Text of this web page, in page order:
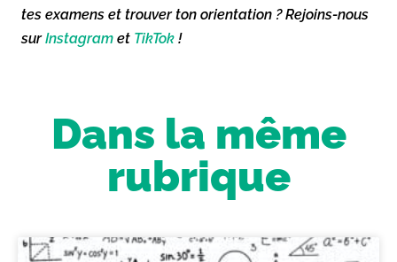
tes examens et trouver ton orientation ? Rejoins-nous
surInstagram et TikTok !
Dans la même
rubrique